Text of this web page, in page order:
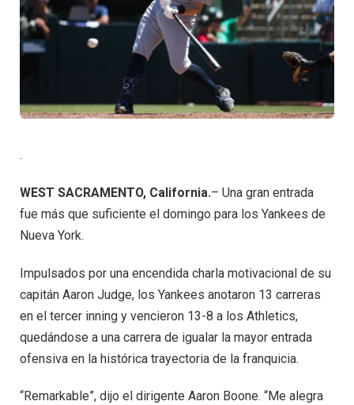
.
WEST SACRAMENTO, California.– Una gran entrada
fue más que suficiente el domingo para los Yankees de
Nueva York.
Impulsados por una encendida charla motivacional de su
capitán Aaron Judge, los Yankees anotaron 13 carreras
en el tercer inning y vencieron 13-8 a los Athletics,
quedándose a una carrera de igualar la mayor entrada
ofensiva en la histórica trayectoria de la franquicia.
“Remarkable”, dijo el dirigente Aaron Boone. “Me alegra